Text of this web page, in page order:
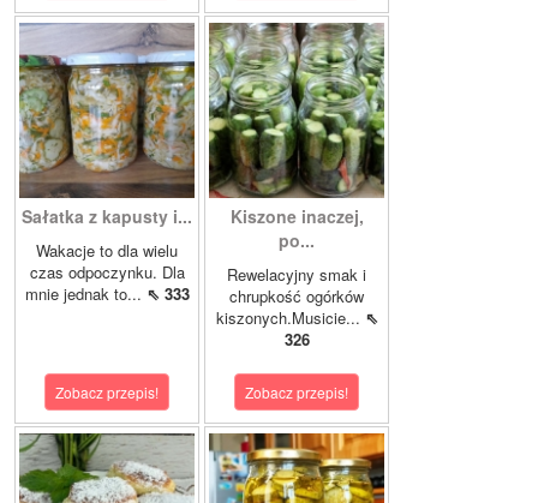
Sałatka z kapusty i...
Wakacje to dla wielu
czas odpoczynku. Dla
mnie jednak to... ⇖ 333
Zobacz przepis!
Kiszone inaczej,
po...
Rewelacyjny smak i
chrupkość ogórków
kiszonych.Musicie... ⇖
326
Zobacz przepis!